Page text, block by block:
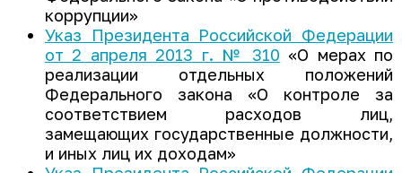
коррупции»
Указ Президента Российской Федерации
от 2 апреля 2013 г. № 310 «О мерах по
реализации отдельных положений
Федерального закона «О контроле за
соответствием расходов лиц,
замещающих государственные должности,
и иных лиц их доходам»